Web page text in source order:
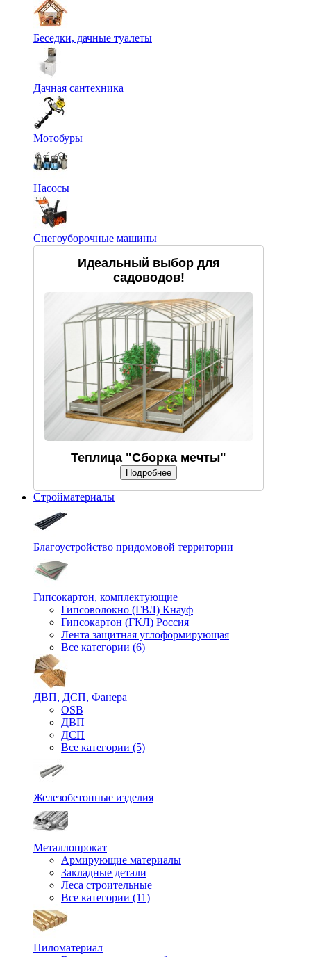
Беседки, дачные туалеты
Дачная сантехника
Мотобуры
Насосы
Снегоуборочные машины
Идеальный выбор для
садоводов!
Теплица "Сборка мечты"
Подробнее
Стройматериалы
Благоустройство придомовой территории
Гипсокартон, комплектующие
Гипсоволокно (ГВЛ) Кнауф
Гипсокартон (ГКЛ) Россия
Лента защитная углоформирующая
Все категории (6)
ДВП, ДСП, Фанера
OSB
ДВП
ДСП
Все категории (5)
Железобетонные изделия
Металлопрокат
Армирующие материалы
Закладные детали
Леса строительные
Все категории (11)
Пиломатериал